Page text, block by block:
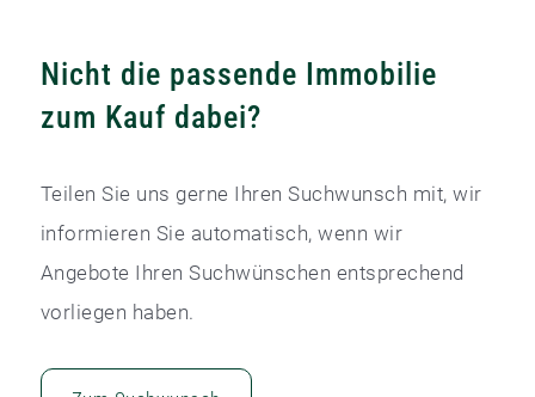
Nicht die passende Immobilie
zum Kauf dabei?
Teilen Sie uns gerne Ihren Suchwunsch mit, wir
informieren Sie automatisch, wenn wir
Angebote Ihren Suchwünschen entsprechend
vorliegen haben.